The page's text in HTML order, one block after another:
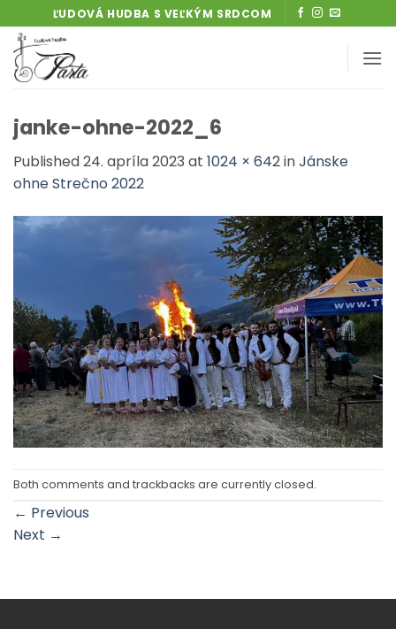
to
content
ĽUDOVÁ HUDBA S VEĽKÝM SRDCOM
janke-ohne-2022_6
Published24. apríla 2023 at 1024 × 642inJánske
ohne Strečno 2022
Both comments and trackbacks are currently closed.
← Previous
Next →